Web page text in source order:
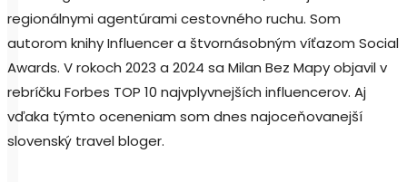
regionálnymi agentúrami cestovného ruchu. Som
autorom knihy Influencer a štvornásobným víťazom Social
Awards. V rokoch 2023 a 2024 sa Milan Bez Mapy objavil v
rebríčku Forbes TOP 10 najvplyvnejších influencerov. Aj
vďaka týmto oceneniam som dnes najoceňovanejší
slovenský travel bloger.